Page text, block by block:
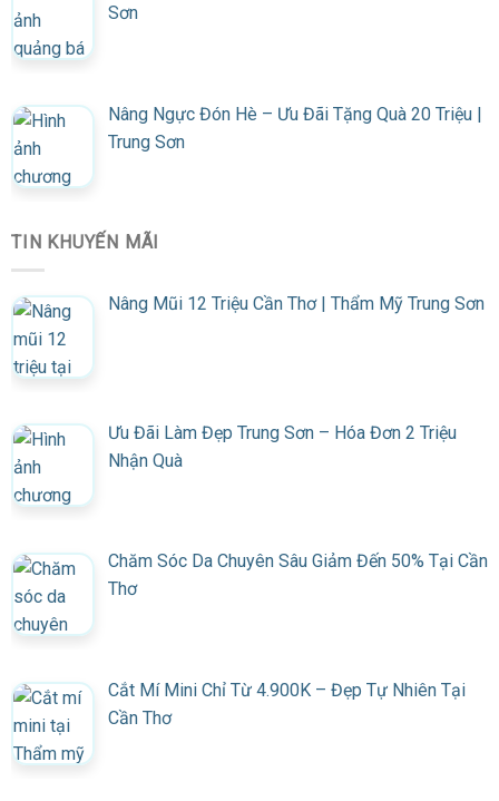
Sơn
Nâng Ngực Đón Hè – Ưu Đãi Tặng Quà 20 Triệu |
Trung Sơn
TIN KHUYẾN MÃI
Nâng Mũi 12 Triệu Cần Thơ | Thẩm Mỹ Trung Sơn
Ưu Đãi Làm Đẹp Trung Sơn – Hóa Đơn 2 Triệu
Nhận Quà
Chăm Sóc Da Chuyên Sâu Giảm Đến 50% Tại Cần
Thơ
Cắt Mí Mini Chỉ Từ 4.900K – Đẹp Tự Nhiên Tại
Cần Thơ